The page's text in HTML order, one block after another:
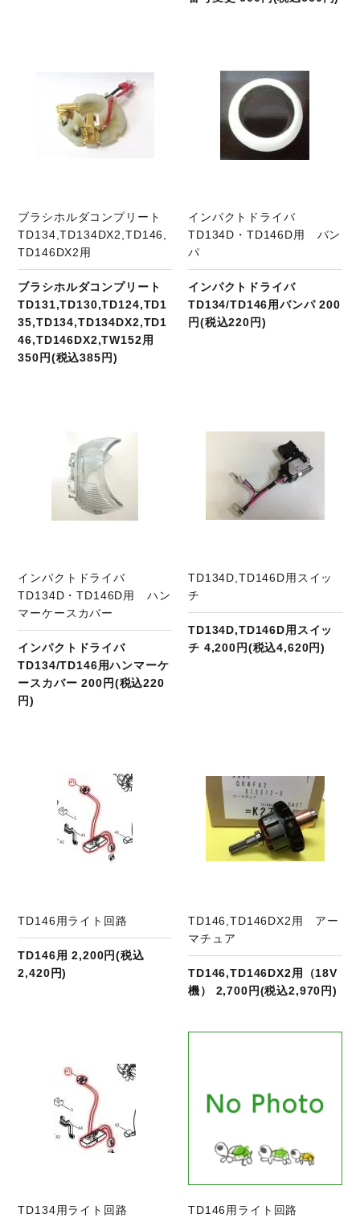
ブラシホルダコンプリート
TD134,TD134DX2,TD146,
TD146DX2用
ブラシホルダコンプリート
TD131,TD130,TD124,TD1
35,TD134,TD134DX2,TD1
46,TD146DX2,TW152用
350円(税込385円)
インパクトドライバ
TD134D・TD146D用 バン
パ
インパクトドライバ
TD134/TD146用バンパ 200
円(税込220円)
インパクトドライバ
TD134D・TD146D用 ハン
マーケースカバー
インパクトドライバ
TD134/TD146用ハンマーケ
ースカバー 200円(税込220
円)
TD134D,TD146D用スイッ
チ
TD134D,TD146D用スイッ
チ 4,200円(税込4,620円)
TD146用ライト回路
TD146用 2,200円(税込
2,420円)
TD146,TD146DX2用 アー
マチュア
TD146,TD146DX2用（18V
機） 2,700円(税込2,970円)
TD134用ライト回路 TD146用ライト回路